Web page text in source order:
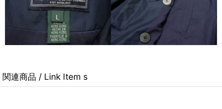
関連商品 / Link Item s